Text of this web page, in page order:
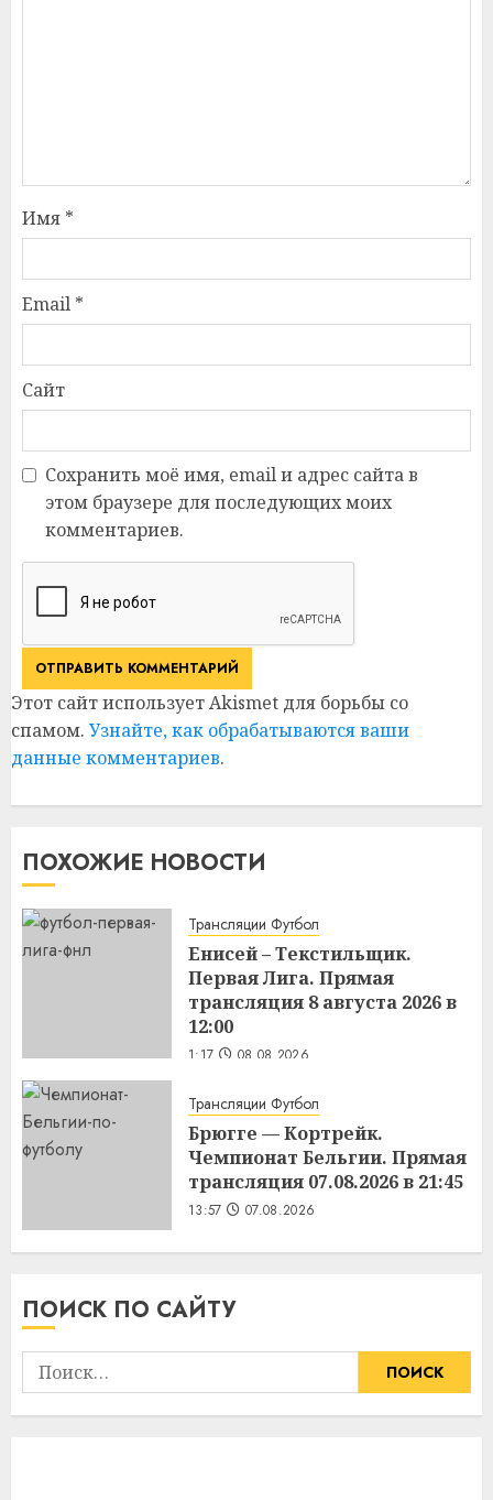
Имя *
Email *
Сайт
Сохранить моё имя, email и адрес сайта в
этом браузере для последующих моих
комментариев.
Этот сайт использует Akismet для борьбы со
спамом. Узнайте, как обрабатываются ваши
данные комментариев.
ПОХОЖИЕ НОВОСТИ
Трансляции Футбол
Енисей – Текстильщик.
Первая Лига. Прямая
трансляция 8 августа 2026 в
12:00
1:17 08.08.2026
Трансляции Футбол
Брюгге — Кортрейк.
Чемпионат Бельгии. Прямая
трансляция 07.08.2026 в 21:45
13:57 07.08.2026
ПОИСК ПО САЙТУ
Найти: